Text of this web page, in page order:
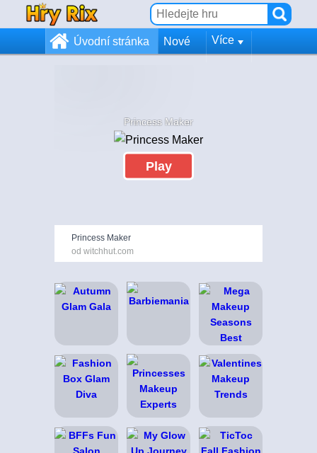
Úvodní stránka Nové Více
Princess Maker
Play
Princess Maker
od witchhut.com